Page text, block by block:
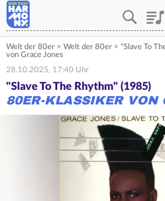
Welt der 80er > Welt der 80er > "Slave To
von Grace Jones
28.10.2025, 17:40 Uhr
"Slave To The Rhythm" (1985)
80ER-KLASSIKER VON